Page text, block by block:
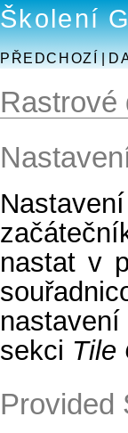
Školení
PŘEDCHOZÍ|
Rastrové
nastat v
sekci Tile
Provided